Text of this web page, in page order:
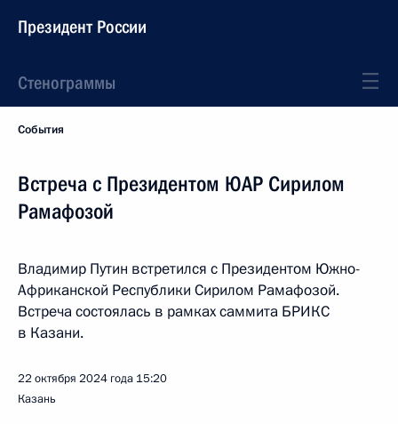
Президент России
Стенограммы
События
Встреча с Президентом ЮАР Сирилом
Рамафозой
Владимир Путин встретился с Президентом Южно-
Африканской Республики Сирилом Рамафозой.
Встреча состоялась в рамках саммита БРИКС
в Казани.
22 октября 2024 года 15:20
Казань